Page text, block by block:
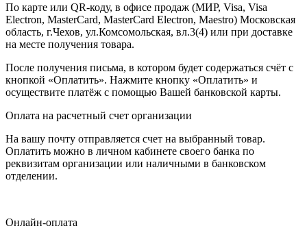
По карте или QR-коду, в офисе продаж (МИР, Visa, Visa
Electron, MasterCard, MasterCard Electron, Maestro) Московская
область, г.Чехов, ул.Комсомольская, вл.3(4) или при доставке
на месте получения товара.
После получения письма, в котором будет содержаться счёт с
кнопкой «Оплатить». Нажмите кнопку «Оплатить» и
осуществите платёж с помощью Вашей банковской карты.
Оплата на расчетный счет организации
На вашу почту отправляется счет на выбранный товар.
Оплатить можно в личном кабинете своего банка по
реквизитам организации или наличными в банковском
отделении.
Онлайн-оплата